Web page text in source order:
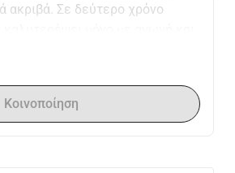
ακριβά. Σε δεύτερο χρόνο
αφοδεύει με υποβοήθηση από
Κοινοποίηση